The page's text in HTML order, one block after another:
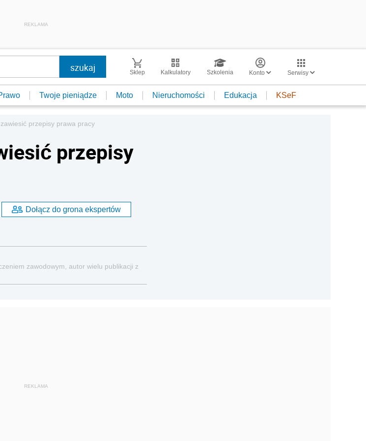
REKLAMA
Sklep Kalkulatory Szkolenia Konto Serwisy
Twoje pieniądze Moto Nieruchomości Edukacja KSeF
przepisy prawa pracy
przepisy
Dołącz do grona ekspertów
zawodowym, autor wielu publikacji z